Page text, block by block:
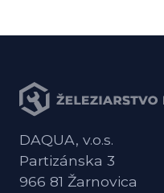
DAQUA, v.o.s.
Partizánska 3
966 81 Žarnovica